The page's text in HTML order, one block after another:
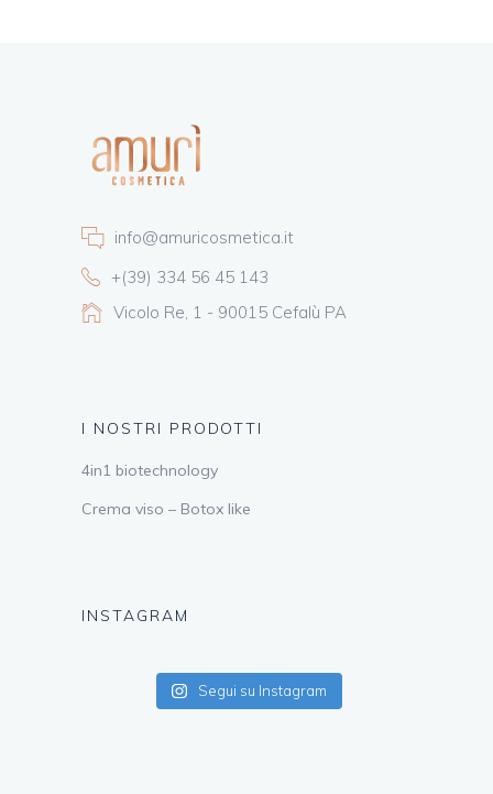
info@amuricosmetica.it
+(39) 334 56 45 143
Vicolo Re, 1 - 90015 Cefalù PA
I NOSTRI PRODOTTI
4in1 biotechnology
Crema viso – Botox like
INSTAGRAM
Segui su Instagram